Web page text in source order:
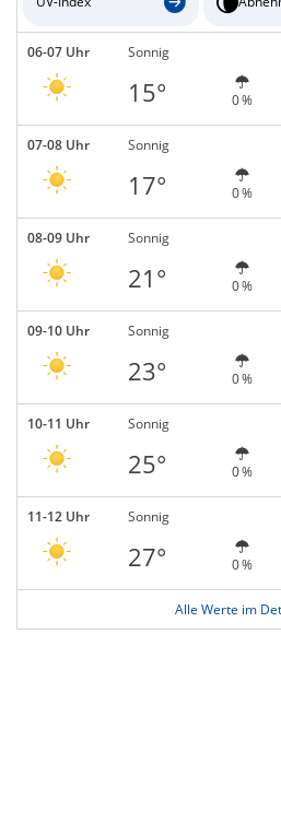
06-07 Uhr Sonnig
15° 0 %
07-08 Uhr Sonnig
17° 0 %
08-09 Uhr Sonnig
21° 0 %
09-10 Uhr Sonnig
23° 0 %
10-11 Uhr Sonnig
25° 0 %
11-12 Uhr Sonnig
27° 0 %
Alle Werte im